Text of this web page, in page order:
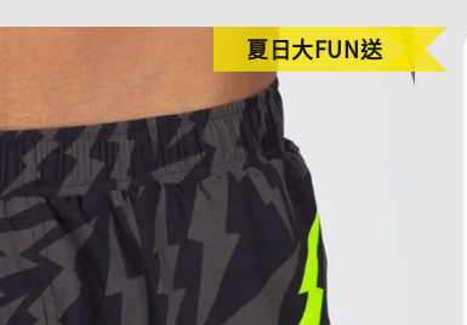
夏日大FUN送